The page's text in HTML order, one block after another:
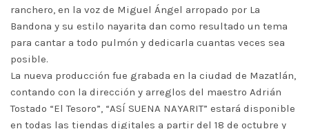
ranchero, en la voz de Miguel Ángel arropado por La
Bandona y su estilo nayarita dan como resultado un tema
para cantar a todo pulmón y dedicarla cuantas veces sea
posible.
La nueva producción fue grabada en la ciudad de Mazatlán,
contando con la dirección y arreglos del maestro Adrián
Tostado “El Tesoro”, “ASÍ SUENA NAYARIT” estará disponible
en todas las tiendas digitales a partir del 18 de octubre y